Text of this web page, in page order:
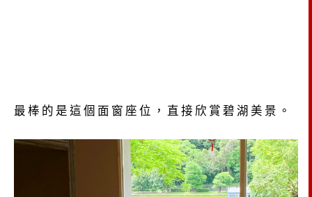
最棒的是這個面窗座位，直接欣賞碧湖美景。